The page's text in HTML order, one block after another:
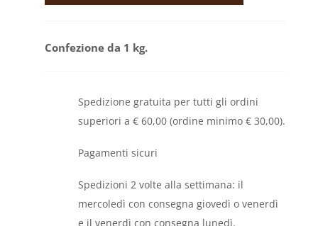
-Confezione da 1 kg.
Spedizione gratuita per tutti gli ordini
superiori a € 60,00 (ordine minimo € 30,00).
Pagamenti sicuri
Spedizioni 2 volte alla settimana: il
mercoledì con consegna giovedì o venerdì
e il venerdì con consegna lunedì.